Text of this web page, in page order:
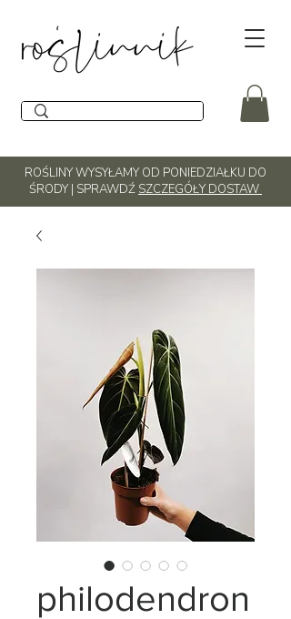
ROŚLINY WYSYŁAMY OD PONIEDZIAŁKU DO
ŚRODY | SPRAWDŹ SZCZEGÓŁY DOSTAW
philodendron